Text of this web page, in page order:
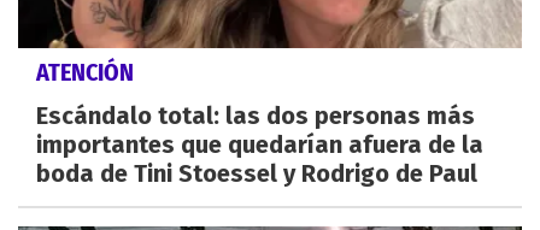
ATENCIÓN
Escándalo total: las dos personas más
importantes que quedarían afuera de la
boda de Tini Stoessel y Rodrigo de Paul